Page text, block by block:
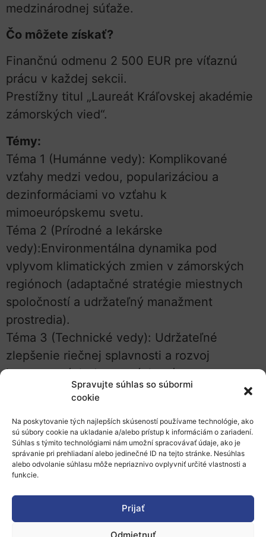
Spravujte súhlas so súbormi
cookie
Na poskytovanie tých najlepších skúseností používame technológie, ako
sú súbory cookie na ukladanie a/alebo prístup k informáciám o zariadení.
Súhlas s týmito technológiami nám umožní spracovávať údaje, ako je
správanie pri prehliadaní alebo jedinečné ID na tejto stránke. Nesúhlas
alebo odvolanie súhlasu môže nepriaznivo ovplyvniť určité vlastnosti a
funkcie.
Prijať
medzinárodnej súťaže.
Čo môžete získať?
Finančnú odmenu 2 500 EUR pre víťaznú
prácu v každej sekcii.
Prestížny titul „Laureát Kráľovskej akadémie
zámorských vied“.
Témy:
Téma 1 (Humánne vedy): Komplikované
vzťahy medzi vedou, popularizáciou a
dezinformáciami vo vzťahu k
mimoeurópskemu svetu.
Téma 2 (Prírodné a lekárske
vedy):Environmentálna dynamika pod
vplyvom klimatických zmien v zámorských
regiónoch (adaptačné stratégie miestnych
spoločností a udržateľný manažment
prostredia).
Téma 3 (Technické vedy): Udržateľné
zlepšenie riečnej splavnosti a rozvoj
integrovaných dopravných reťazcov v
tropických riečnych povodiach (s využitím
Podmienky:
Typ práce: Originálny, nedávny vedecký
rukopis (PhD. práca alebo práca rovnakej
úrovne), nie starší ako 5 rokov.
Jazyk práce: angličtina, francúzština,
holandčina, nemčina alebo španielčina.